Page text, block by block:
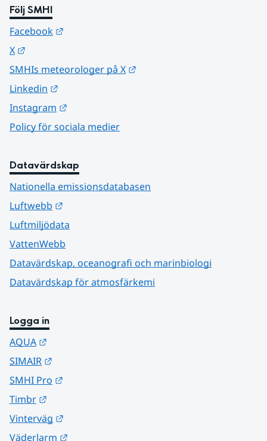
Följ SMHI
Facebook
X
SMHIs meteorologer på X
Linkedin
Instagram
Policy för sociala medier
Datavärdskap
Nationella emissionsdatabasen
Luftwebb
Luftmiljödata
VattenWebb
Datavärdskap, oceanografi och marinbiologi
Datavärdskap för atmosfärkemi
Logga in
AQUA
SIMAIR
SMHI Pro
Timbr
Vinterväg
Väderlarm